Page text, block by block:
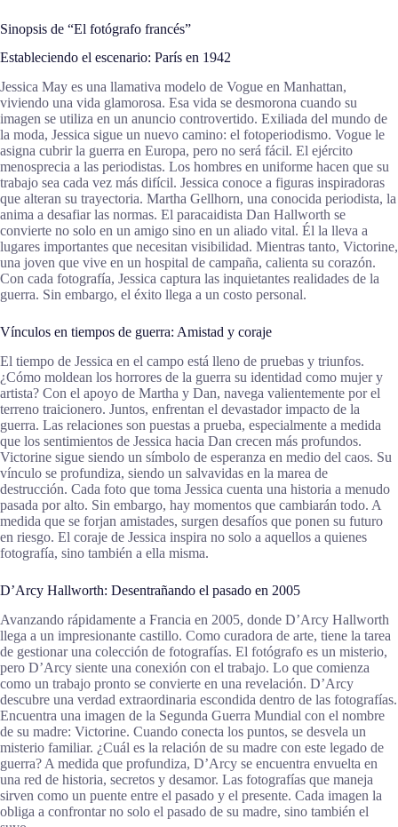
Sinopsis de “El fotógrafo francés”
Estableciendo el escenario: París en 1942
Jessica May es una llamativa modelo de Vogue en Manhattan,
viviendo una vida glamorosa. Esa vida se desmorona cuando su
imagen se utiliza en un anuncio controvertido. Exiliada del mundo de
la moda, Jessica sigue un nuevo camino: el fotoperiodismo. Vogue le
asigna cubrir la guerra en Europa, pero no será fácil. El ejército
menosprecia a las periodistas. Los hombres en uniforme hacen que su
trabajo sea cada vez más difícil. Jessica conoce a figuras inspiradoras
que alteran su trayectoria. Martha Gellhorn, una conocida periodista, la
anima a desafiar las normas. El paracaidista Dan Hallworth se
convierte no solo en un amigo sino en un aliado vital. Él la lleva a
lugares importantes que necesitan visibilidad. Mientras tanto, Victorine,
una joven que vive en un hospital de campaña, calienta su corazón.
Con cada fotografía, Jessica captura las inquietantes realidades de la
guerra. Sin embargo, el éxito llega a un costo personal.
Vínculos en tiempos de guerra: Amistad y coraje
El tiempo de Jessica en el campo está lleno de pruebas y triunfos.
¿Cómo moldean los horrores de la guerra su identidad como mujer y
artista? Con el apoyo de Martha y Dan, navega valientemente por el
terreno traicionero. Juntos, enfrentan el devastador impacto de la
guerra. Las relaciones son puestas a prueba, especialmente a medida
que los sentimientos de Jessica hacia Dan crecen más profundos.
Victorine sigue siendo un símbolo de esperanza en medio del caos. Su
vínculo se profundiza, siendo un salvavidas en la marea de
destrucción. Cada foto que toma Jessica cuenta una historia a menudo
pasada por alto. Sin embargo, hay momentos que cambiarán todo. A
medida que se forjan amistades, surgen desafíos que ponen su futuro
en riesgo. El coraje de Jessica inspira no solo a aquellos a quienes
fotografía, sino también a ella misma.
D’Arcy Hallworth: Desentrañando el pasado en 2005
Avanzando rápidamente a Francia en 2005, donde D’Arcy Hallworth
llega a un impresionante castillo. Como curadora de arte, tiene la tarea
de gestionar una colección de fotografías. El fotógrafo es un misterio,
pero D’Arcy siente una conexión con el trabajo. Lo que comienza
como un trabajo pronto se convierte en una revelación. D’Arcy
descubre una verdad extraordinaria escondida dentro de las fotografías.
Encuentra una imagen de la Segunda Guerra Mundial con el nombre
de su madre: Victorine. Cuando conecta los puntos, se desvela un
misterio familiar. ¿Cuál es la relación de su madre con este legado de
guerra? A medida que profundiza, D’Arcy se encuentra envuelta en
una red de historia, secretos y desamor. Las fotografías que maneja
sirven como un puente entre el pasado y el presente. Cada imagen la
obliga a confrontar no solo el pasado de su madre, sino también el